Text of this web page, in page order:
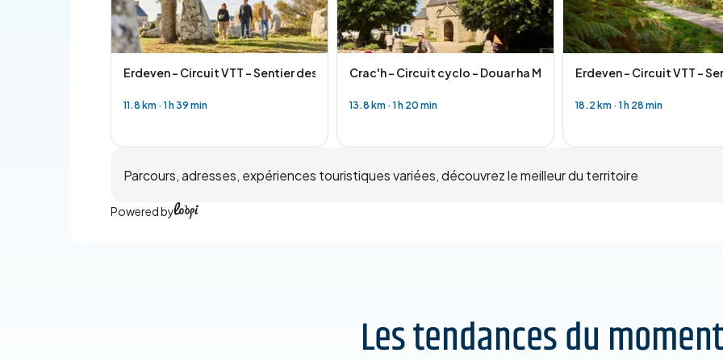
Erdeven - Circuit VTT - Sentier des Mégalithes
11.8 km · 1 h 39 min
Crac'h - Circuit cyclo - Douar ha Mor
13.8 km · 1 h 20 min
Erdeven - Circuit VTT -
18.2 km · 1 h 28 min
Parcours, adresses, expériences touristiques variées, découvrez le meilleur du territoire
Powered by
Les tendances du moment